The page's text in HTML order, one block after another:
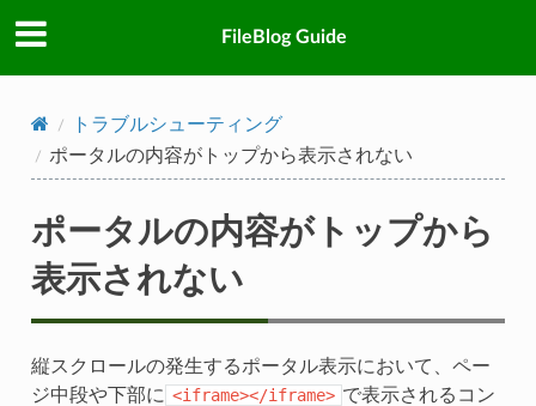
FileBlog Guide
トラブルシューティング
ポータルの内容がトップから表示されない
ポータルの内容がトップから
表示されない
縦スクロールの発生するポータル表示において、ペー
ジ中段や下部に <iframe></iframe> で表示されるコン